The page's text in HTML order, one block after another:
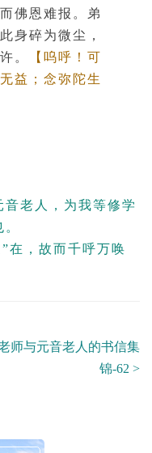
佛恩难报。弟
身碎为微尘，
。
【呜呼！可
益；念弥陀生
音老人，为我等修学
在，故而千呼万唤
师与元音老人的书信集
锦-62 >